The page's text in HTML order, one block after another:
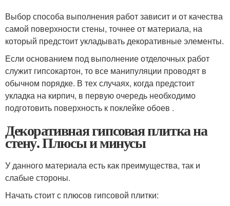
Выбор способа выполнения работ зависит и от качества
самой поверхности стены, точнее от материала, на
который предстоит укладывать декоративные элементы.
Если основанием под выполнение отделочных работ
служит гипсокартон, то все манипуляции проводят в
обычном порядке. В тех случаях, когда предстоит
укладка на кирпич, в первую очередь необходимо
подготовить поверхность к поклейке обоев .
Декоративная гипсовая плитка на
стену. Плюсы и минусы
У данного материала есть как преимущества, так и
слабые стороны.
Начать стоит с плюсов гипсовой плитки: